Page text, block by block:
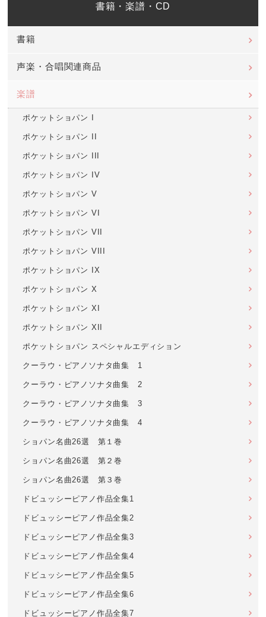
書籍・楽譜・CD
書籍
声楽・合唱関連商品
楽譜
ポケットショパン I
ポケットショパン II
ポケットショパン III
ポケットショパン IV
ポケットショパン V
ポケットショパン VI
ポケットショパン VII
ポケットショパン VIII
ポケットショパン IX
ポケットショパン X
ポケットショパン XI
ポケットショパン XII
ポケットショパン スペシャルエディション
クーラウ・ピアノソナタ曲集 1
クーラウ・ピアノソナタ曲集 2
クーラウ・ピアノソナタ曲集 3
クーラウ・ピアノソナタ曲集 4
ショパン名曲26選 第１巻
ショパン名曲26選 第２巻
ショパン名曲26選 第３巻
ドビュッシーピアノ作品全集1
ドビュッシーピアノ作品全集2
ドビュッシーピアノ作品全集3
ドビュッシーピアノ作品全集4
ドビュッシーピアノ作品全集5
ドビュッシーピアノ作品全集6
ドビュッシーピアノ作品全集7